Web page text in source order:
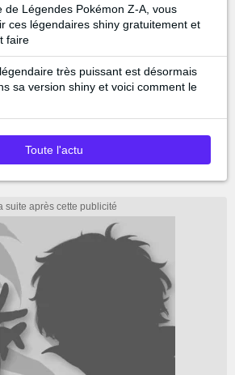
de Légendes Pokémon Z-A, vous
ces légendaires shiny gratuitement et
faire
très puissant est désormais
sa version shiny et voici comment le
Toute l'actu